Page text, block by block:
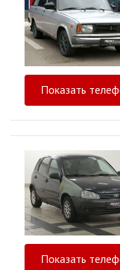
Показать
Показать